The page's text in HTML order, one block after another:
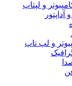
و لپتاپ
آداپتور
و لپ تاپ